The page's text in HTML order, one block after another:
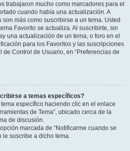
trabajaron mucho como marcadores para el
cuando había una actualización. A
más como suscribirse a un tema. Usted
Favorito se actualiza. Al suscribirte, sin
una actualización de un tema, o foro en el
para los Favoritos y las suscripciones
Control de Usuario, en “Preferencias de
a temas específicos?
específico haciendo clic en el enlace
de Tema”, ubicado cerca de la
de discusión.
marcada de “Notificarme cuando se
le suscribe a dicho tema.